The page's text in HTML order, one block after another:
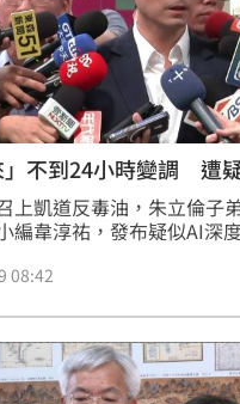
」不到24小時變調 遭
上凱道反毒油，朱立倫子
編韋淳祐，發布疑似AI深
門調查，蔣萬安昨天才開
注。
08:42